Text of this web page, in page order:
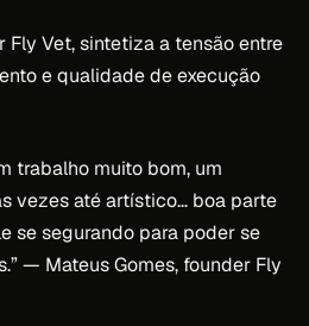
Fly Vet, sintetiza a tensão entre
e qualidade de execução
trabalho muito bom, um
vezes até artístico… boa parte
se segurando para poder se
— Mateus Gomes, founder Fly